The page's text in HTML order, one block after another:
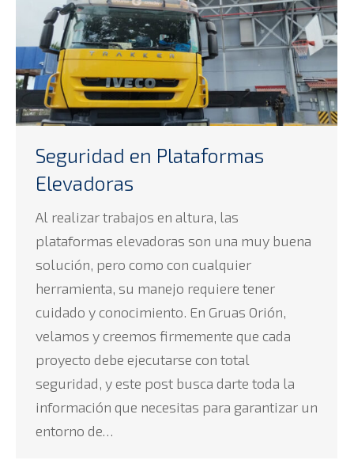
Seguridad en Plataformas
Elevadoras
Al realizar trabajos en altura, las
plataformas elevadoras son una muy buena
solución, pero como con cualquier
herramienta, su manejo requiere tener
cuidado y conocimiento. En Gruas Orión,
velamos y creemos firmemente que cada
proyecto debe ejecutarse con total
seguridad, y este post busca darte toda la
información que necesitas para garantizar un
entorno de…